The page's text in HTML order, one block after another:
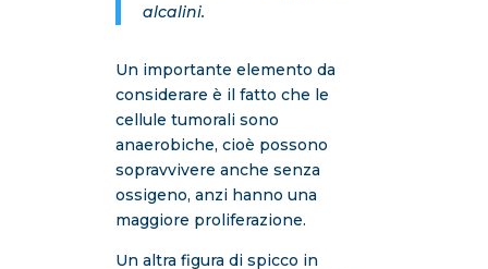
alcalini.
Un importante elemento da
considerare è il fatto che le
cellule tumorali sono
anaerobiche, cioè possono
sopravvivere anche senza
ossigeno, anzi hanno una
maggiore proliferazione.
Un altra figura di spicco in